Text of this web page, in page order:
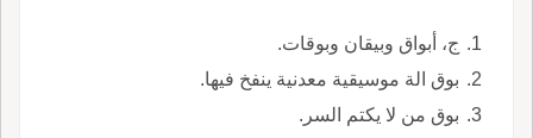
ج، أبواق وبيقان وبوقات.
بوق الة موسيقية معدنية ينفخ فيها.
بوق من لا يكتم السر.